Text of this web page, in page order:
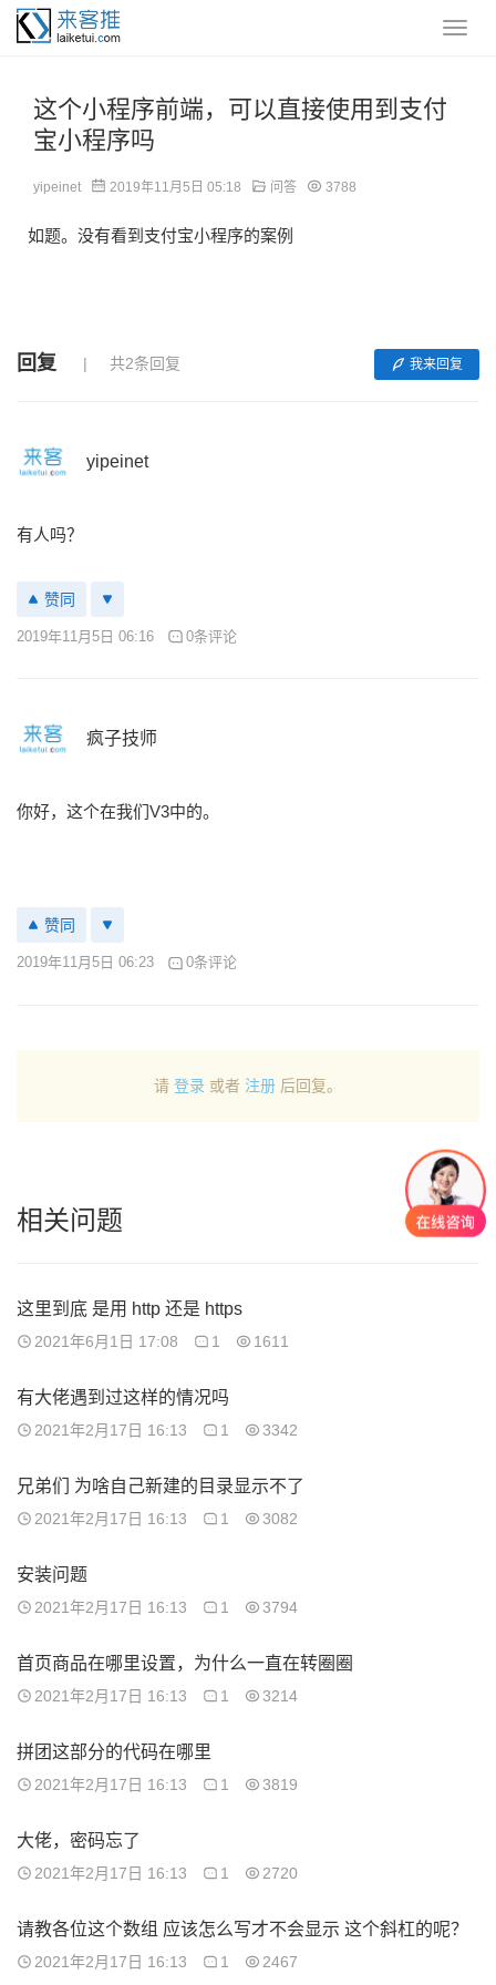
这个小程序前端，可以直接使用到支付
宝小程序吗
yipeinet 2019年11月5日 05:18 问答 3788
如题。没有看到支付宝小程序的案例
回复 共2条回复 我来回复
yipeinet
有人吗？
赞同
2019年11月5日 06:16 0条评论
疯子技师
你好，这个在我们V3中的。
赞同
2019年11月5日 06:23 0条评论
请 登录 或者 注册 后回复。
相关问题
这里到底 是用 http 还是 https
2021年6月1日 17:08 1 1611
有大佬遇到过这样的情况吗
2021年2月17日 16:13 1 3342
兄弟们 为啥自己新建的目录显示不了
2021年2月17日 16:13 1 3082
安装问题
2021年2月17日 16:13 1 3794
首页商品在哪里设置，为什么一直在转圈圈
2021年2月17日 16:13 1 3214
拼团这部分的代码在哪里
2021年2月17日 16:13 1 3819
大佬，密码忘了
2021年2月17日 16:13 1 2720
请教各位这个数组 应该怎么写才不会显示 这个斜杠的呢？
2021年2月17日 16:13 1 2467